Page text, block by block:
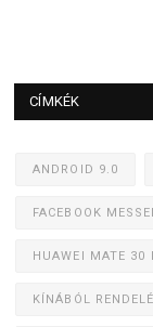
CÍMKÉK
ANDROID 9.0
FACEBOOK
HUAWEI MATE 30
KÍNÁBÓL